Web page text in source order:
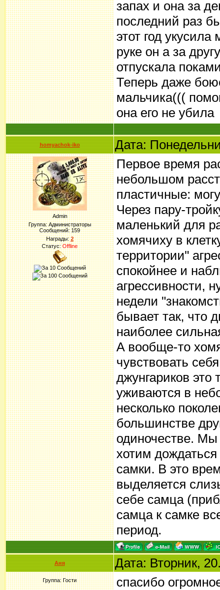
запах и она за
последний раз
этот год
руке он а за
отпускала
Теперь даже
мальчика(((
она его не убила
homyachok-iko Дата:
Admin
Группа: Администраторы
Сообщений:159
Награды:2
Статус:Offline
Первое время
небольшом
пластичные:
Через пару-
маленький для
хомячиху в
территории"
спокойнее и
агрессивности,
недели
бывает так, что
наиболее
А вообще-то
чувствовать
джунгариков это
уживаются в
несколько
большинстве
одиночестве. Мы
хотим
самки. В это
выделяется
себе самца
самца к самке
период.
Аня Дата: Вторник,
Группа: Гости спасибо